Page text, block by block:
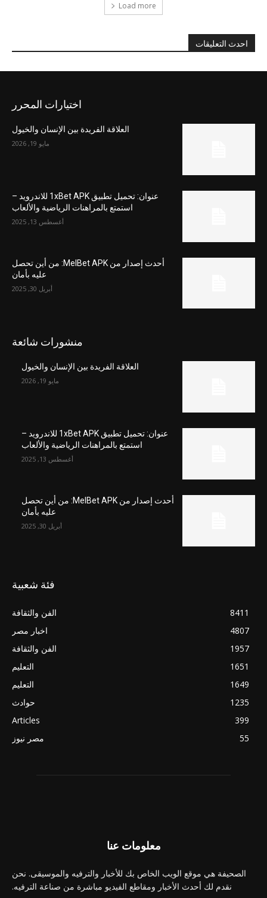
Load more
احدث التعليقات
اختيارات المحرر
العلاقة الفريدة بين الإنسان والخيول
مايو 19, 2026
عنوان: تحميل تطبيق 1xBet APK للاندرويد –
استمتع بالمراهنات الرياضية والألعاب
أغسطس 13, 2025
أحدث إصدار من MelBet APK: من أين تحصل
عليه بأمان
أبريل 30, 2025
منشورات شائعة
العلاقة الفريدة بين الإنسان والخيول
مايو 19, 2026
عنوان: تحميل تطبيق 1xBet APK للاندرويد –
استمتع بالمراهنات الرياضية والألعاب
أغسطس 13, 2025
أحدث إصدار من MelBet APK: من أين تحصل
عليه بأمان
أبريل 30, 2025
فئة شعبية
الفن والثقافة
8411
اخبار مصر
4807
الفن والثقافة
1957
التعليم
1651
التعليم
1649
حوادث
1235
Articles
399
مصر نيوز
55
معلومات عنا
الصحيفة هي موقع الويب الخاص بك للأخبار والترفيه والموسيقى. نحن
نقدم لك أحدث الأخبار ومقاطع الفيديو مباشرة من صناعة الترفيه.